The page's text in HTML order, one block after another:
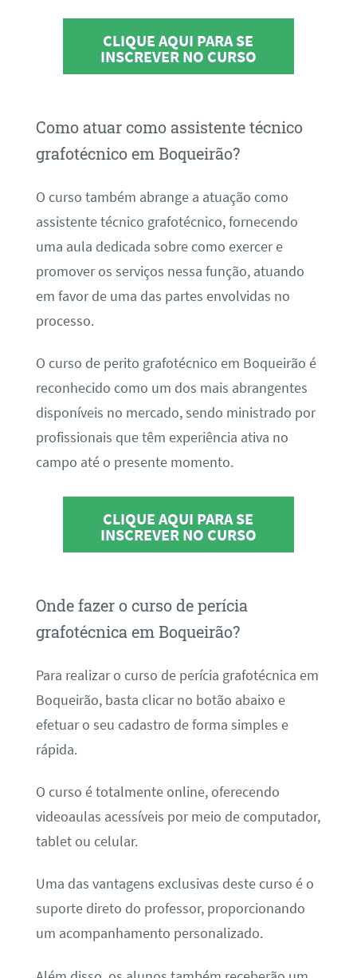
CLIQUE AQUI PARA SE
INSCREVER NO CURSO
Como atuar como assistente técnico
grafotécnico em Boqueirão?
O curso também abrange a atuação como
assistente técnico grafotécnico, fornecendo
uma aula dedicada sobre como exercer e
promover os serviços nessa função, atuando
em favor de uma das partes envolvidas no
processo.
O curso de perito grafotécnico em Boqueirão é
reconhecido como um dos mais abrangentes
disponíveis no mercado, sendo ministrado por
profissionais que têm experiência ativa no
campo até o presente momento.
CLIQUE AQUI PARA SE
INSCREVER NO CURSO
Onde fazer o curso de perícia
grafotécnica em Boqueirão?
Para realizar o curso de perícia grafotécnica em
Boqueirão, basta clicar no botão abaixo e
efetuar o seu cadastro de forma simples e
rápida.
O curso é totalmente online, oferecendo
videoaulas acessíveis por meio de computador,
tablet ou celular.
Uma das vantagens exclusivas deste curso é o
suporte direto do professor, proporcionando
um acompanhamento personalizado.